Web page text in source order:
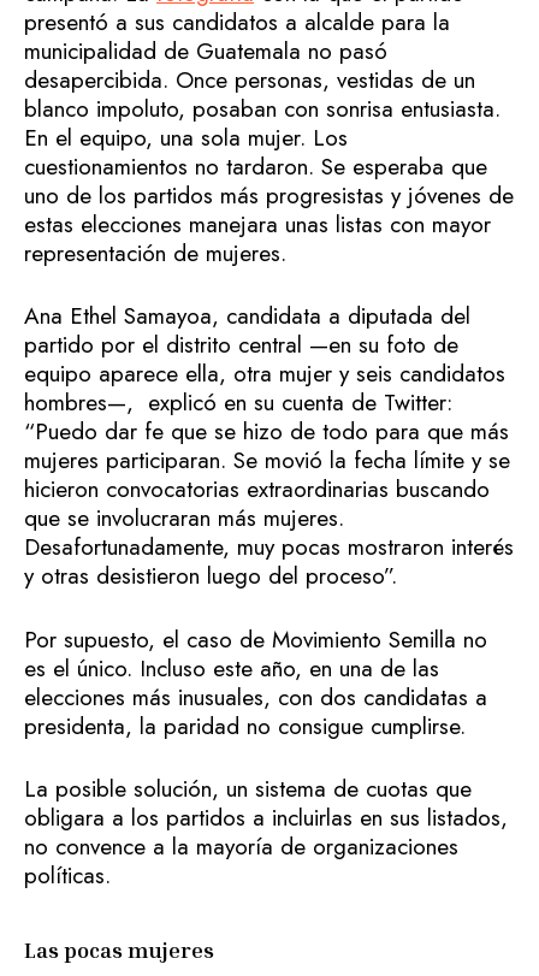
presentó a sus candidatos a alcalde para la
municipalidad de Guatemala no pasó
desapercibida. Once personas, vestidas de un
blanco impoluto, posaban con sonrisa entusiasta.
En el equipo, una sola mujer. Los
cuestionamientos no tardaron. Se esperaba que
uno de los partidos más progresistas y jóvenes de
estas elecciones manejara unas listas con mayor
representación de mujeres.
Ana Ethel Samayoa, candidata a diputada del
partido por el distrito central —en su foto de
equipo aparece ella, otra mujer y seis candidatos
hombres—, explicó en su cuenta de Twitter:
“Puedo dar fe que se hizo de todo para que más
mujeres participaran. Se movió la fecha límite y se
hicieron convocatorias extraordinarias buscando
que se involucraran más mujeres.
Desafortunadamente, muy pocas mostraron interés
y otras desistieron luego del proceso”.
Por supuesto, el caso de Movimiento Semilla no
es el único. Incluso este año, en una de las
elecciones más inusuales, con dos candidatas a
presidenta, la paridad no consigue cumplirse.
La posible solución, un sistema de cuotas que
obligara a los partidos a incluirlas en sus listados,
no convence a la mayoría de organizaciones
políticas.
Las pocas mujeres